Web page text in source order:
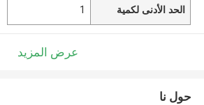
الحد الأدنى لكمية 1
عرض المزيد
حول نا